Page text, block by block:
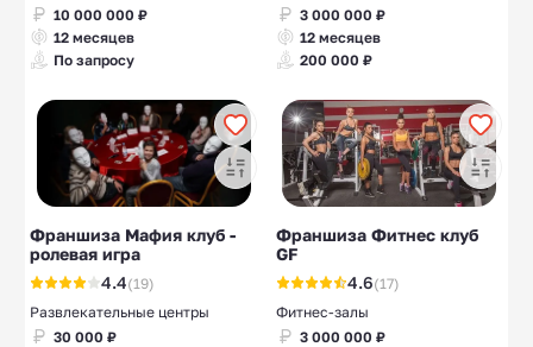
10 000 000 ₽
12 месяцев
По запросу
3 000 000 ₽
12 месяцев
200 000 ₽
Франшиза Мафия клуб -
ролевая игра
4.4(19)
Развлекательные центры
30 000 ₽
Франшиза Фитнес клуб
GF
4.6(17)
Фитнес-залы
3 000 000 ₽